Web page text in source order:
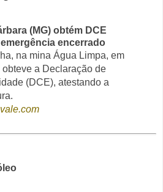
(MG) obtém DCE
encerrado
na mina Água Limpa, em
a Declaração de
(DCE), atestando a